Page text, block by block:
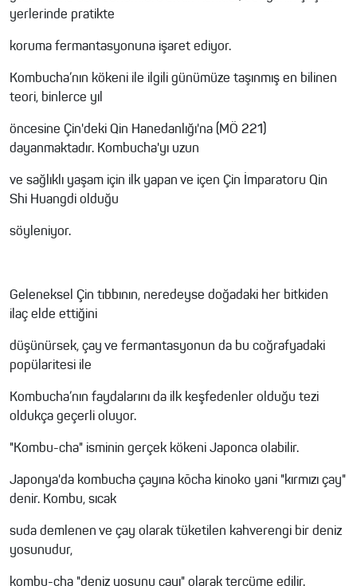
yerlerinde pratikte
koruma fermantasyonuna işaret ediyor.
Kombucha’nın kökeni ile ilgili günümüze taşınmış en bilinen
teori, binlerce yıl
öncesine Çin'deki Qin Hanedanlığı'na (MÖ 221)
dayanmaktadır. Kombucha'yı uzun
ve sağlıklı yaşam için ilk yapan ve içen Çin İmparatoru Qin
Shi Huangdi olduğu
söyleniyor.
Geleneksel Çin tıbbının, neredeyse doğadaki her bitkiden
ilaç elde ettiğini
düşünürsek, çay ve fermantasyonun da bu coğrafyadaki
popülaritesi ile
Kombucha’nın faydalarını da ilk keşfedenler olduğu tezi
oldukça geçerli oluyor.
"Kombu-cha" isminin gerçek kökeni Japonca olabilir.
Japonya'da kombucha çayına kōcha kinoko yani "kırmızı çay"
denir. Kombu, sıcak
suda demlenen ve çay olarak tüketilen kahverengi bir deniz
yosunudur,
kombu-cha "deniz yosunu çayı" olarak tercüme edilir.